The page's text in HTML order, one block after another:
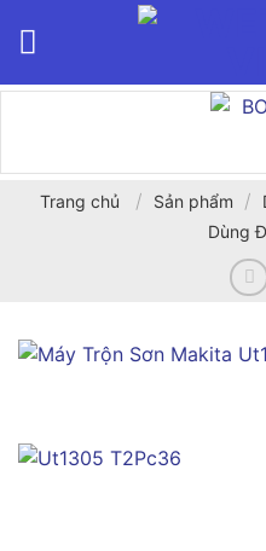
Trang chủ / Sản phẩm /
Dùng